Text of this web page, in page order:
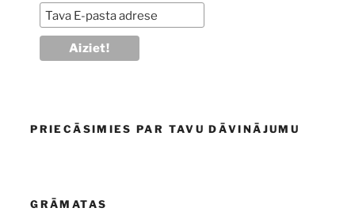
PRIECĀSIMIES PAR TAVU DĀVINĀJUMU
GRĀMATAS